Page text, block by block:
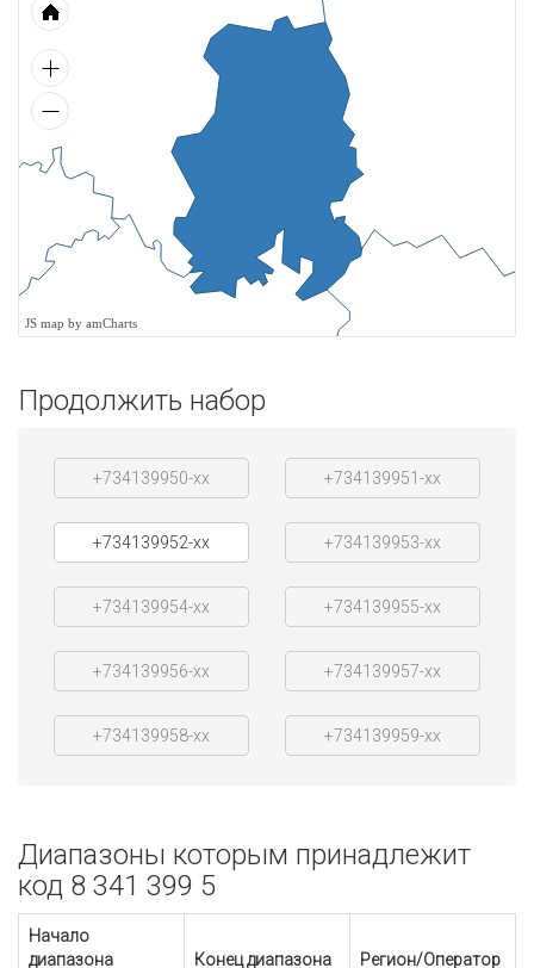
JS map by amCharts
Продолжить набор
+734139950-xx +734139951-xx
+734139952-xx +734139953-xx
+734139954-xx +734139955-xx
+734139956-xx +734139957-xx
+734139958-xx +734139959-xx
Диапазоны которым принадлежит
код 8 341 399 5
Начало
диапазона
Конец диапазона Регион/Оператор